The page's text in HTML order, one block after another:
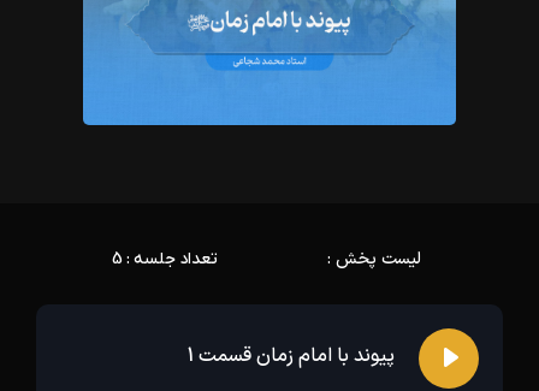
لیست پخش : تعداد جلسه : 5
پیوند با امام زمان قسمت 1